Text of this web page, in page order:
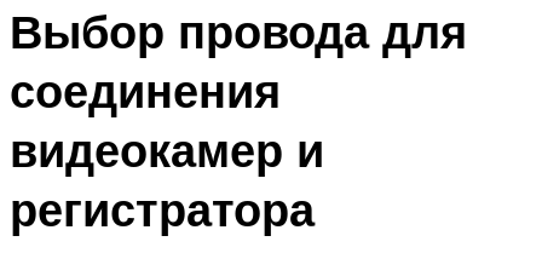
Выбор провода для
соединения
видеокамер и
регистратора